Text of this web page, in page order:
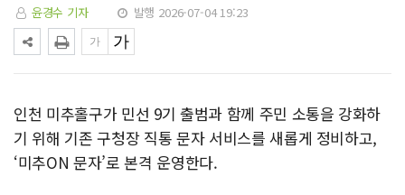
윤경수 기자 발행 2026-07-04 19:23
인천 미추홀구가 민선 9기 출범과 함께 주민 소통을 강화하
기 위해 기존 구청장 직통 문자 서비스를 새롭게 정비하고,
‘미추ON 문자’로 본격 운영한다.